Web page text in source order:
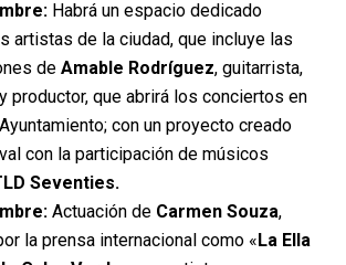
Habrá un espacio dedicado
artistas de la ciudad, que incluye las
de Amable Rodríguez, guitarrista,
productor, que abrirá los conciertos en
con un proyecto creado
con la participación de músicos
Seventies.
Actuación de Carmen Souza,
la prensa internacional como «La Ella